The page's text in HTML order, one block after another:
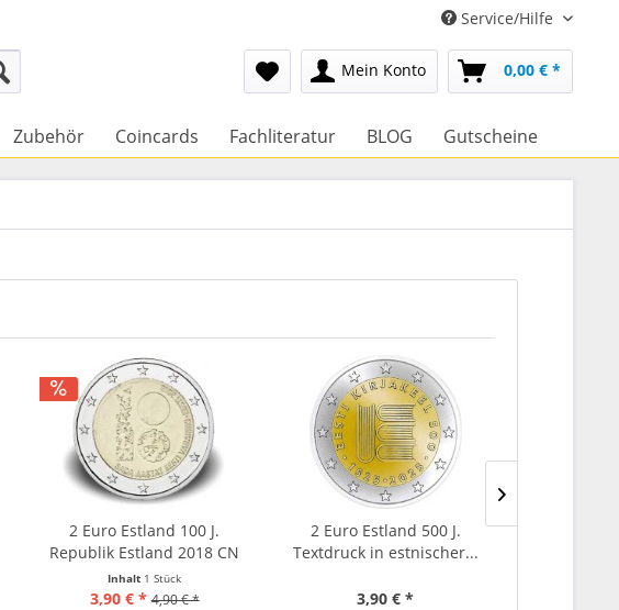
Service/Hilfe
Mein Konto 0,00 € *
Zubehör Coincards Fachliteratur BLOG Gutscheine
2 Euro Estland 100 J.
Republik Estland 2018 CN
bfr
Inhalt 1 Stück
3,90 € * 4,90 € *
2 Euro Estland 500 J.
Textdruck in estnischer...
3,90 € *